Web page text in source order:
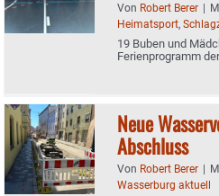
Von Robert Berer |
Heimatsport,
19 Buben und
Ferienprogramm
Neue
Abschluss
Von Robert Berer |
Wasserburg aktuell